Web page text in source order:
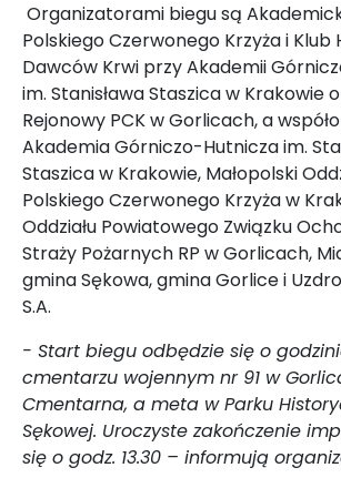
Organizatorami biegu są
Polskiego Czerwonego Krzyża i
Dawców Krwi przy Akademii
im. Stanisława Staszica w Krakowie
Rejonowy PCK w Gorlicach, a
Akademia Górniczo-Hutnicza im.
Staszica w Krakowie, Małopolski
Polskiego Czerwonego Krzyża w
Oddziału Powiatowego Związku
Straży Pożarnych RP w Gorlicach,
gmina Sękowa, gmina Gorlice i
S.A.
- Start biegu odbędzie się o
cmentarzu wojennym nr 91 w
Cmentarna, a meta w Parku
Sękowej. Uroczyste zakończenie
się o godz. 13.30 – informują